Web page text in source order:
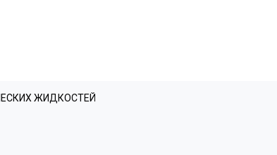
ЖИДКОСТЕЙ